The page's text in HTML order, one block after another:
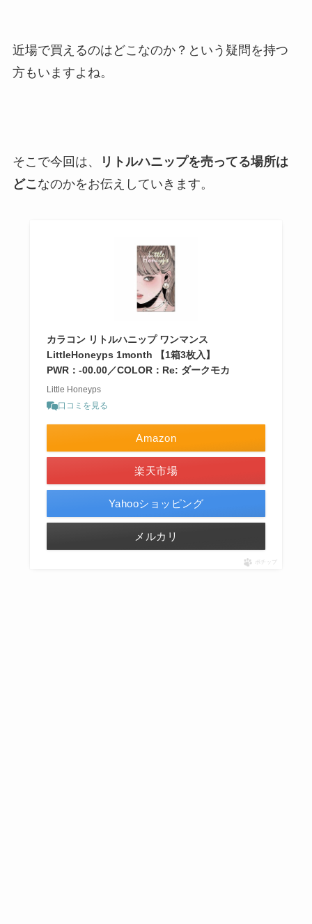
近場で買えるのはどこなのか？という疑問を持つ
方もいますよね。
そこで今回は、
リトルハニップを売ってる場所は
どこなのかをお伝えしていきます。
カラコン リトルハニップ ワンマンス
LittleHoneyps 1month 【1箱3枚入】
PWR：-00.00／COLOR：Re: ダークモカ
Little Honeyps
口コミを見る
Amazon
楽天市場
Yahooショッピング
メルカリ
ポチップ